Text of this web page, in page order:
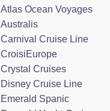
Atlas Ocean Voyages
Australis
Carnival Cruise Line
CroisiEurope
Crystal Cruises
Disney Cruise Line
Emerald Spanic